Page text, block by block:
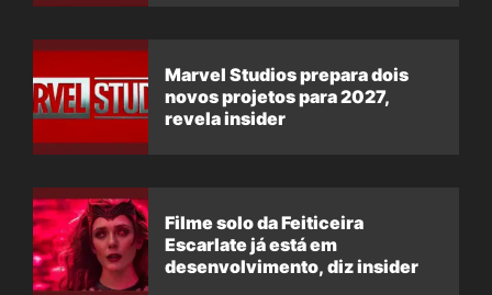
Marvel Studios prepara dois
novos projetos para 2027,
revela insider
Filme solo da Feiticeira
Escarlate já está em
desenvolvimento, diz insider